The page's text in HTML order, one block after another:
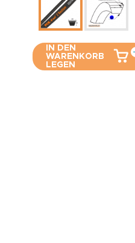
IN DEN
WARENKORB
LEGEN